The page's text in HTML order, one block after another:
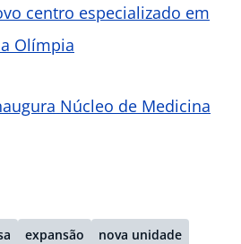
centro especializado em
Olímpia
Núcleo de Medicina
expansão nova unidade